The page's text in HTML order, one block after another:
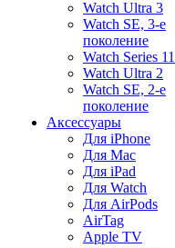
Watch Ultra 3
Watch SE, 3-е
поколение
Watch Series 11
Watch Ultra 2
Watch SE, 2-е
поколение
Аксессуары
Для iPhone
Для Mac
Для iPad
Для Watch
Для AirPods
AirTag
Apple TV